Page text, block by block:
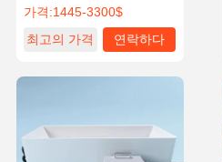
홈 제품 소개
가격:1445-3300$
최고의 가격
연락하다